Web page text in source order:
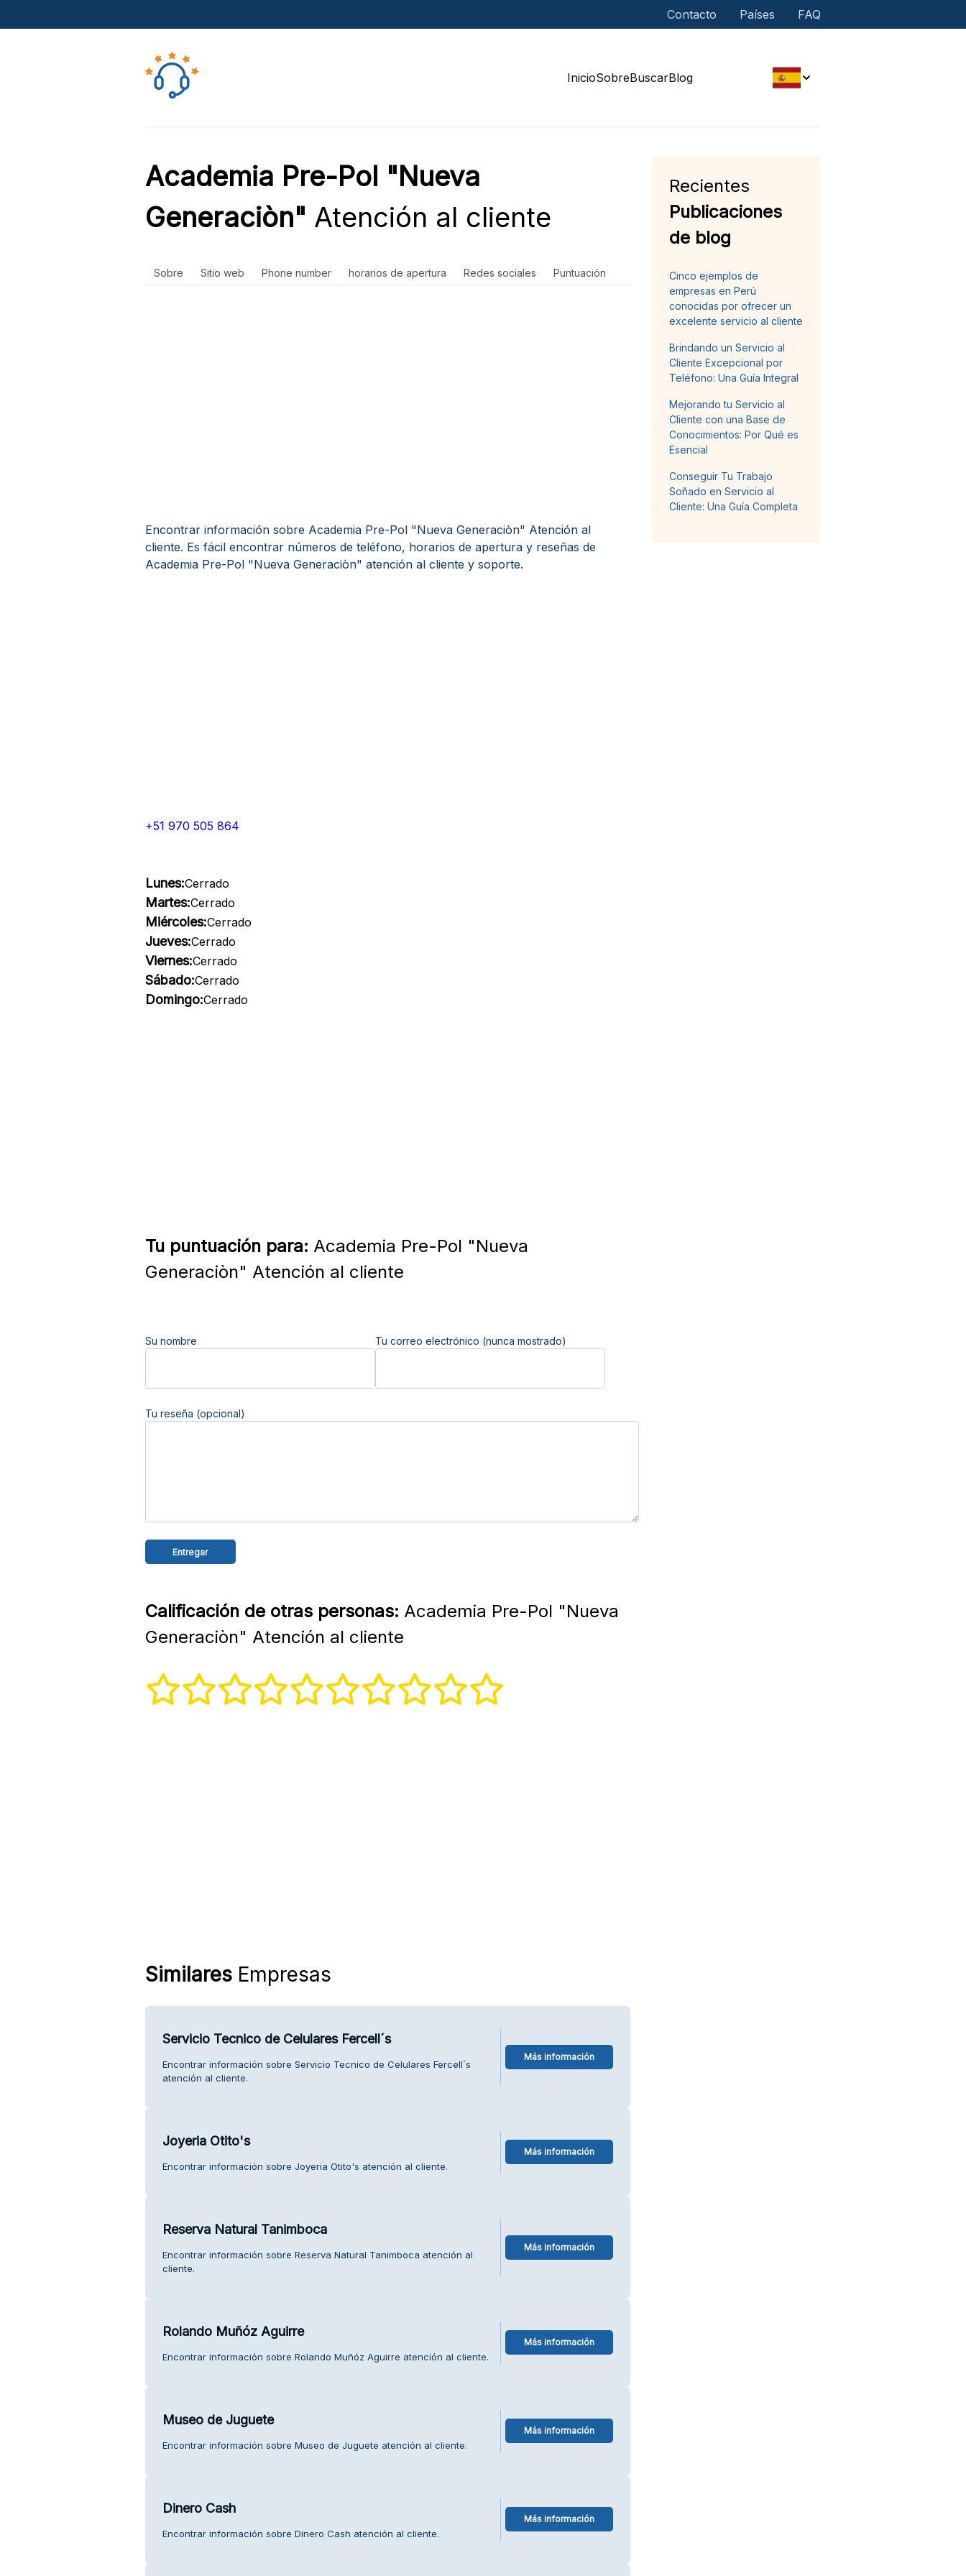
Contacto Países FAQ
InicioSobreBuscarBlog
Academia Pre-Pol "Nueva
Generaciòn" Atención al cliente
Sobre Sitio web Phone number horarios de apertura Redes sociales Puntuación
Encontrar información sobre Academia Pre-Pol "Nueva Generaciòn" Atención al
cliente. Es fácil encontrar números de teléfono, horarios de apertura y reseñas de
Academia Pre-Pol "Nueva Generaciòn" atención al cliente y soporte.
+51 970 505 864
Lunes:Cerrado
Martes:Cerrado
Miércoles:Cerrado
Jueves:Cerrado
Viernes:Cerrado
Sábado:Cerrado
Domingo:Cerrado
Tu puntuación para: Academia Pre-Pol "Nueva
Generaciòn" Atención al cliente
Su nombre Tu correo electrónico (nunca mostrado)
Tu reseña (opcional)
Calificación de otras personas: Academia Pre-Pol "Nueva
Generaciòn" Atención al cliente
SimilaresEmpresas
Servicio Tecnico de Celulares Fercell´s
Encontrar información sobre Servicio Tecnico de Celulares Fercell´s
atención al cliente.
Más información
Joyeria Otito's
Encontrar información sobre Joyeria Otito's atención al cliente.
Más información
Reserva Natural Tanimboca
Encontrar información sobre Reserva Natural Tanimboca atención al
cliente.
Más información
Rolando Muñóz Aguirre
Encontrar información sobre Rolando Muñóz Aguirre atención al cliente.
Más información
Museo de Juguete
Encontrar información sobre Museo de Juguete atención al cliente.
Más información
Dinero Cash
Encontrar información sobre Dinero Cash atención al cliente.
Más información
Recientes
Publicaciones
de blog
Cinco ejemplos de
empresas en Perú
conocidas por ofrecer un
excelente servicio al cliente
Brindando un Servicio al
Cliente Excepcional por
Teléfono: Una Guía Integral
Mejorando tu Servicio al
Cliente con una Base de
Conocimientos: Por Qué es
Esencial
Conseguir Tu Trabajo
Soñado en Servicio al
Cliente: Una Guía Completa